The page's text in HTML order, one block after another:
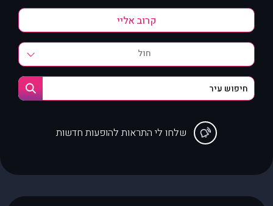
חול
שלחו לי התראות להופעות חדשות